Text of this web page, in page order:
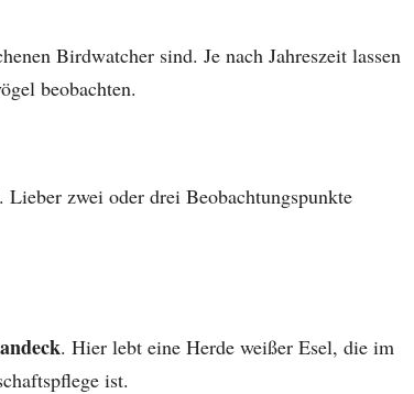
Birdwatcher sind. Je nach Jahreszeit lassen
beobachten.
zwei oder drei Beobachtungspunkte
. Hier lebt eine Herde weißer Esel, die im
ist.